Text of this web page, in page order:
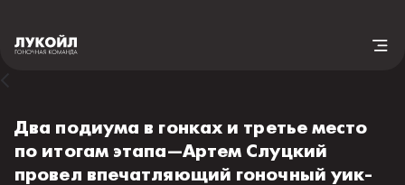
Два подиума в гонках и третье место
по итогам этапа—Артем Слуцкий
провел впечатляющий гоночный уик-